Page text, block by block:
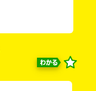
わかる